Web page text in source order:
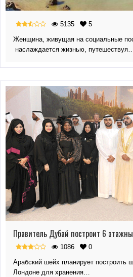
5135
5
Женщина, живущая на социальные
наслаждается жизнью,
Правитель Дубай построит 6
1086
0
Арабский шейх планирует построить
Лондоне для хранения…